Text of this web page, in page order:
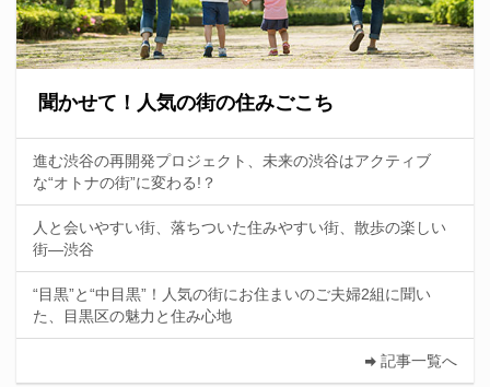
聞かせて！人気の街の住みごこち
進む渋谷の再開発プロジェクト、未来の渋谷はアクティブ
な“オトナの街”に変わる!？
人と会いやすい街、落ちついた住みやすい街、散歩の楽しい
街—渋谷
“目黒”と“中目黒”！人気の街にお住まいのご夫婦2組に聞い
た、目黒区の魅力と住み心地
記事一覧へ